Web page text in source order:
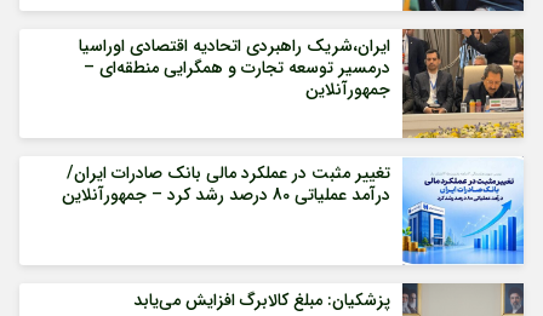
ایران،شریک راهبردی اتحادیه اقتصادی اوراسیا
درمسیر توسعه تجارت و همگرایی منطقه‌ای –
جمهورآنلاین
تغییر مثبت در عملکرد مالی بانک صادرات ایران/
درآمد عملیاتی 80 درصد رشد کرد – جمهورآنلاین
پزشکیان: مبلغ کالابرگ افزایش می‌یابد